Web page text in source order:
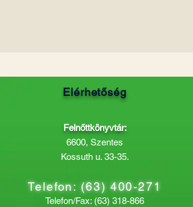
Elérhetőség
Felnőttkönyvtár:
6600, Szentes
Kossuth u. 33-35.
Telefon:(63) 400-271
Telefon/Fax: (63) 318-866